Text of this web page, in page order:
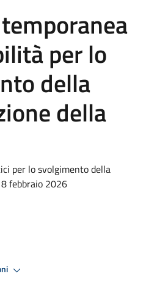
per lo
della
della
per lo svolgimento della
febbraio 2026